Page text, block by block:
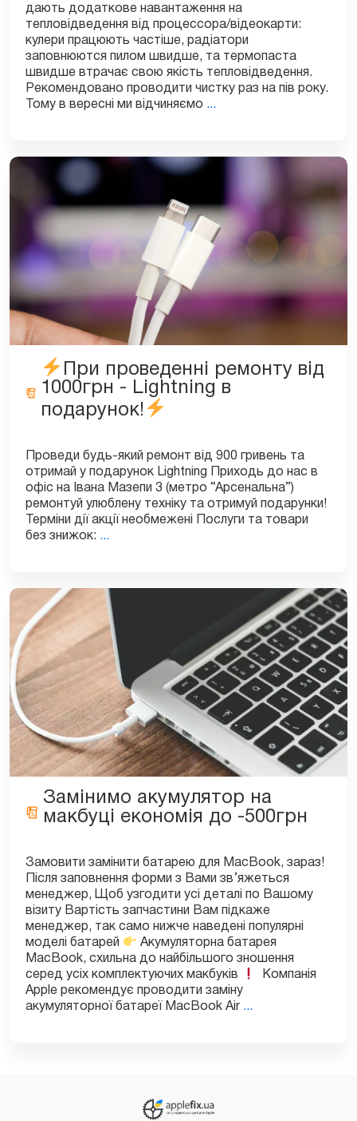
дають додаткове навантаження на
тепловідведення від процессора/відеокарти:
кулери працюють частіше, радіатори
заповнюются пилом швидше, та термопаста
швидше втрачає свою якість тепловідведення.
Рекомендовано проводити чистку раз на пів року.
Тому в вересні ми відчиняємо ...
MacBook,
iMac
будь-
моделей
При проведенні ремонту від
1000грн - Lightning в
подарунок!
Проведи будь-який ремонт від 900 гривень та
отримай у подарунок Lightning Приходь до нас в
офіс на Івана Мазепи 3 (метро “Арсенальна”)
ремонтуй улюблену техніку та отримуй подарунки!
Терміни дії акції необмежені Послуги та товари
без знижок: ...
від
1000грн
–
Lightning
подарунок!
Замінимо акумулятор на
макбуці економія до -500грн
Замовити замінити батарею для MacBook, зараз!
Після заповнення форми з Вами зв’яжеться
менеджер, Щоб узгодити усі деталі по Вашому
візиту Вартість запчастини Вам підкаже
менеджер, так само нижче наведені популярні
моделі батарей
Акумуляторна батарея
MacBook, схильна до найбільшого зношення
серед усіх комплектуючих макбуків
Компанія
Apple рекомендує проводити заміну
акумуляторної батареї MacBook Air ...